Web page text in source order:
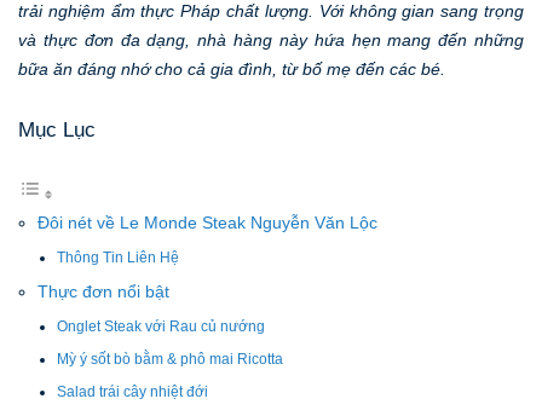
trải nghiệm ẩm thực Pháp chất lượng. Với không gian sang trọng
và thực đơn đa dạng, nhà hàng này hứa hẹn mang đến những
bữa ăn đáng nhớ cho cả gia đình, từ bố mẹ đến các bé.
Mục Lục
Đôi nét về Le Monde Steak Nguyễn Văn Lộc
Thông Tin Liên Hệ
Thực đơn nổi bật
Onglet Steak với Rau củ nướng
Mỳ ý sốt bò bằm & phô mai Ricotta
Salad trái cây nhiệt đới